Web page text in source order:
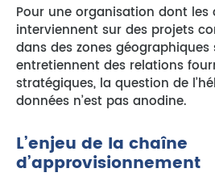
Pour une organisation dont
interviennent sur des projets
dans des zones géographiques
entretiennent des relations
stratégiques, la question de
données n’est pas anodine.
L’enjeu de la chaîne
d’approvisionnement